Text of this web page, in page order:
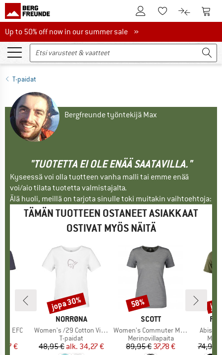
Tästä asiakastililleTästä toivelistalle.
Tästä
Up to 50% off now in our summer sale
Up to 50% off now in our summer sale »
T-paidat
Bergfreunde työntekijä Max
"TUOTETTA EI OLE ENÄÄ SAATAVILLA."
Kyseessä voi olla tuotteen vanha malli tai emme enää
voi/aio tilata tuotetta valmistajalta.
Älä huoli, meillä on tarjota sinulle toki muitakin vaihtoehtoja:
TÄMÄN TUOTTEEN OSTANEET ASIAKKAAT
OSTIVAT MYÖS NÄITÄ
EFC
hinta
€
MERKKI
NORRØNA
Tuote
Women's /29 Cotton Viking T-Shirt
Tuoteryhmä
T-paidat
Hinta
48,95 € Alennettu hinta
alk. 34,27 €
Alennus
jopa 30%
MERKKI
SCOTT
Tuote
Women's Commuter Merino Tee
Tuoteryhmä
Merinovillapaita
Hinta
89,95 €Alennettu hinta
37,78 €
Alennus
58%
Tuote
Abisko
74,95 €